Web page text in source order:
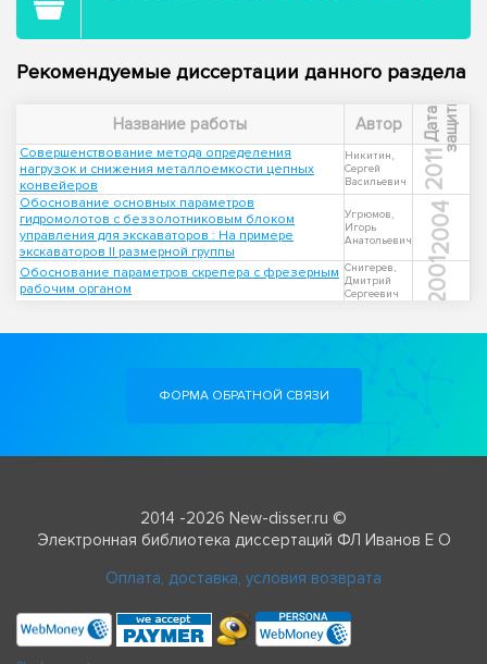
Рекомендуемые диссертации данного раздела
Название работы Автор Д
а
т
а
з
а
щ
и
т ы
Совершенствование метода определения
нагрузок и снижения металлоемкости цепных
конвейеров
Никитин,
Сергей
Васильевич
2011
Обоснование основных параметров
гидромолотов с беззолотниковым блоком
управления для экскаваторов : На примере
экскаваторов II размерной группы
Угрюмов,
Игорь
Анатольевич
2004
Обоснование параметров скрепера с фрезерным
рабочим органом
Снигерев,
Дмитрий
Сергеевич
2001
ФОРМА ОБРАТНОЙ СВЯЗИ
2014 -2026 New-disser.ru ©
Электронная библиотека диссертаций ФЛ Иванов Е О
Оплата, доставка, условия возврата